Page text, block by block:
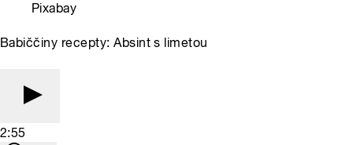
Pixabay
Babiččiny recepty: Absint s limetou
2:55